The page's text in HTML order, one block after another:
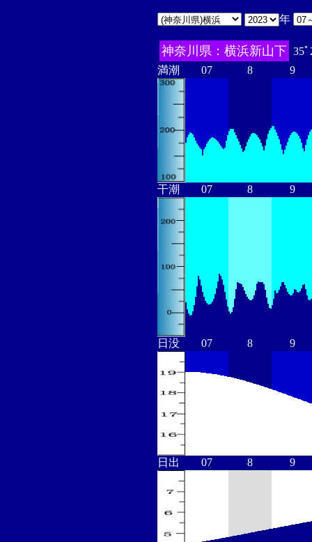
年
神奈川県：横浜新山下 35
満潮
07 8 9
干潮 07 8 9
日没 07 8 9
日出 07 8 9